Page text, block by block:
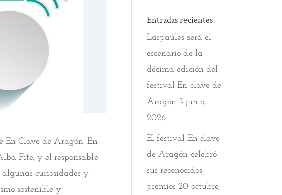
En Clave de Aragón. En
Fite, y el responsable
curiosidades y
sostenible y
Entradas recientes
Laspaúles será el
escenario de la
décima edición del
festival En clave de
Aragón 5 junio,
2026
El festival En clave
de Aragón celebró
sus reconocidos
premios 20 octubre,